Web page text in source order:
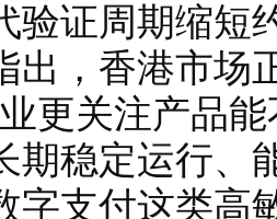
验证周期缩短
出，香港市场
更关注产品
期稳定运行、
字支付这类高